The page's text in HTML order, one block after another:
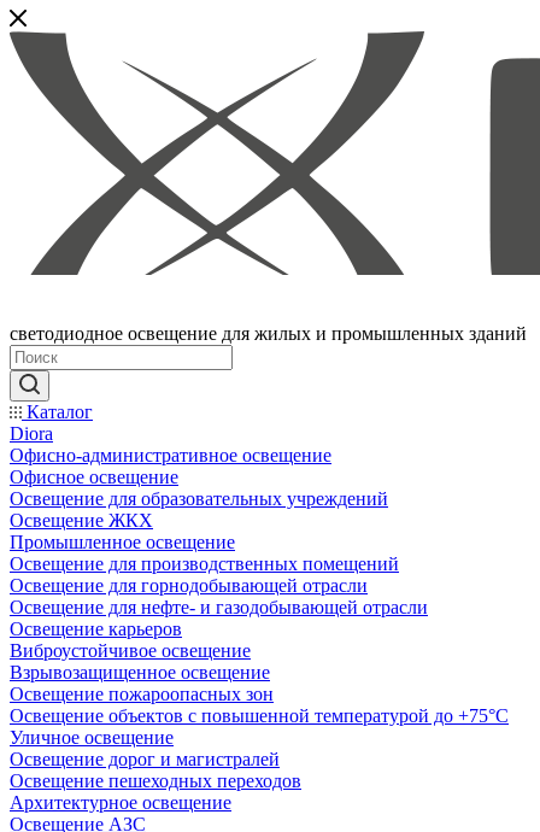
светодиодное освещение для жилых и промышленных зданий
Каталог
Diora
Офисно-административное освещение
Офисное освещение
Освещение для образовательных учреждений
Освещение ЖКХ
Промышленное освещение
Освещение для производственных помещений
Освещение для горнодобывающей отрасли
Освещение для нефте- и газодобывающей отрасли
Освещение карьеров
Виброустойчивое освещение
Взрывозащищенное освещение
Освещение пожароопасных зон
Освещение объектов с повышенной температурой до +75°C
Уличное освещение
Освещение дорог и магистралей
Освещение пешеходных переходов
Архитектурное освещение
Освещение АЗС